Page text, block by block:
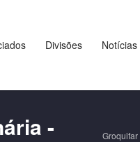
Divisões Notícias
-
Groquifar